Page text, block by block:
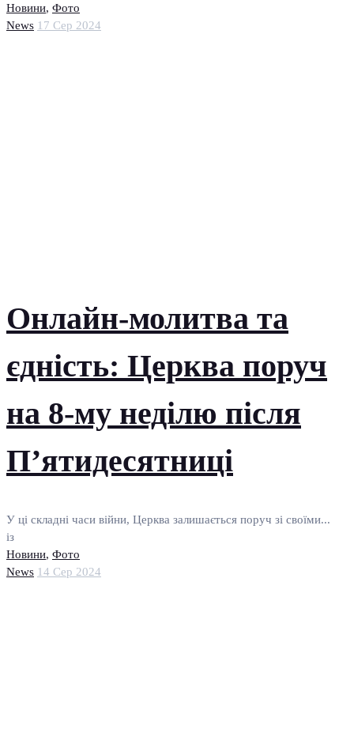
Новини, Фото
News 17 Сер 2024
Онлайн-молитва та
єдність: Церква поруч
на 8-му неділю після
П’ятидесятниці
У ці складні часи війни, Церква залишається поруч зі своїми...
із
Новини, Фото
News 14 Сер 2024